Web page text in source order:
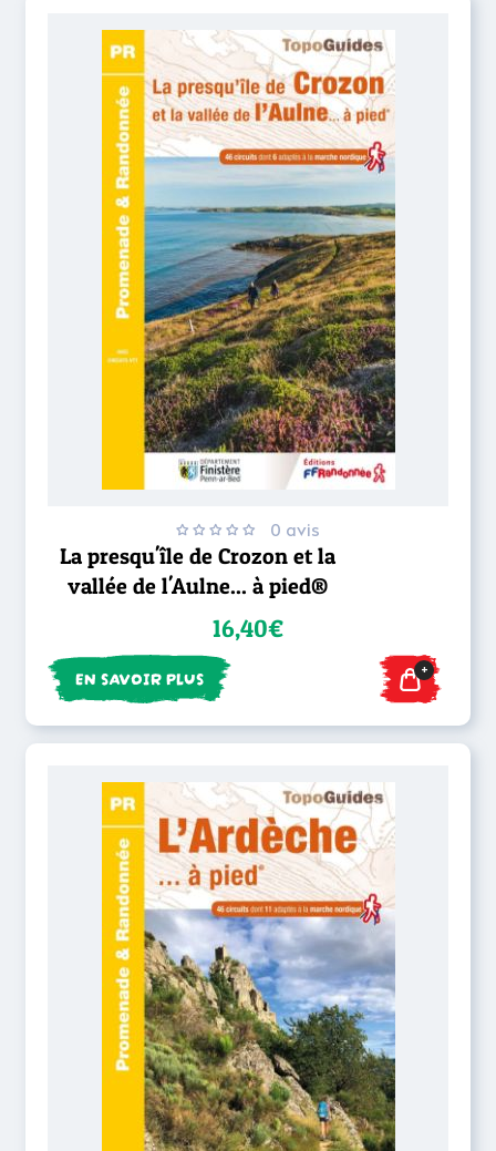
0 avis
La presqu'île de Crozon et la
vallée de l'Aulne... à pied®
16,40€
EN SAVOIR PLUS +